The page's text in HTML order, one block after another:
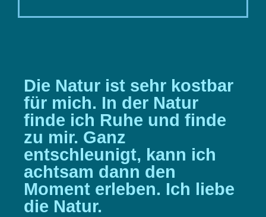
Die Natur ist sehr kostbar
für mich. In der Natur
finde ich Ruhe und finde
zu mir. Ganz
entschleunigt, kann ich
achtsam dann den
Moment erleben. Ich liebe
die Natur.